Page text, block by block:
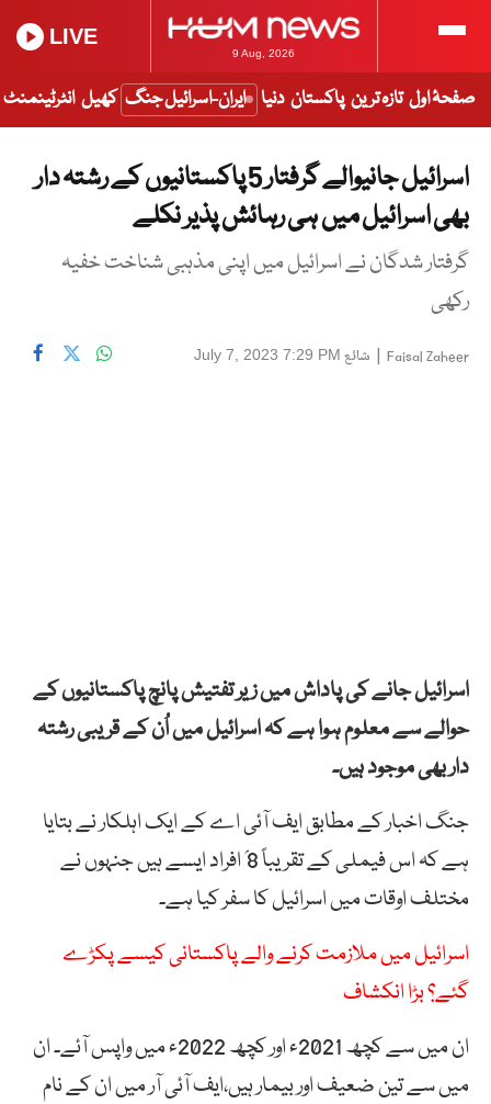
9 Aug, 2026
LIVE
صفحۂ اول تازہ ترین پاکستان دنیا ایران-اسرائیل جنگ کھیل انٹرٹینمنٹ
اسرائیل جانیوالے گرفتار 5 پاکستانیوں کے رشتہ دار
بھی اسرائیل میں ہی رہائش پذیر نکلے
گرفتار شدگان نے اسرائیل میں اپنی مذہبی شناخت خفیہ
رکھی
Faisal Zaheer
| شائع July 7, 2023 7:29 PM
اسرائیل جانے کی پاداش میں زیر تفتیش پانچ پاکستانیوں کے
حوالے سے معلوم ہوا ہے کہ اسرائیل میں اُن کے قریبی رشتہ
دار بھی موجود ہیں۔
جنگ اخبار کے مطابق ایف آئی اے کے ایک اہلکار نے بتایا
ہے کہ اس فیملی کے تقریباً 8؍ افراد ایسے ہیں جنہوں نے
مختلف اوقات میں اسرائیل کا سفر کیا ہے۔
اسرائیل میں ملازمت کرنے والے پاکستانی کیسے پکڑے
گئے؟ بڑا انکشاف
ان میں سے کچھ 2021ء اور کچھ 2022ء میں واپس آئے۔ ان
میں سے تین ضعیف اور بیمار ہیں،ایف آئی آر میں ان کے نام